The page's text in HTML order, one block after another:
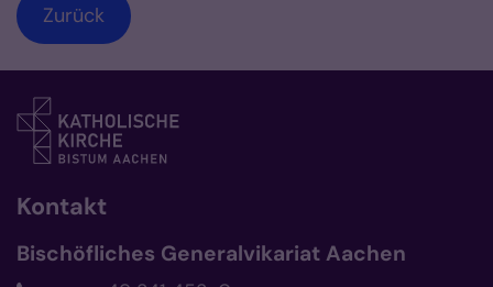
Zurück
Kontakt
Bischöfliches Generalvikariat Aachen